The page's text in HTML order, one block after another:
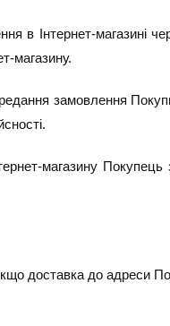
в Інтернет-
магазину.
замовлення
магазину
доставка до адреси